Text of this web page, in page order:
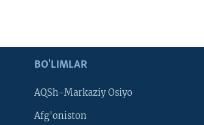
BO'LIMLAR
AQSh-Markaziy Osiyo
Afg'oniston